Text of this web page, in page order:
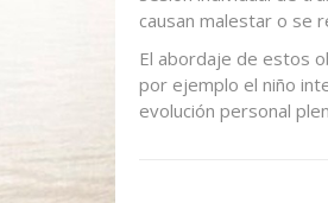
causan malestar o se
El abordaje de estos
por ejemplo el niño
evolución personal